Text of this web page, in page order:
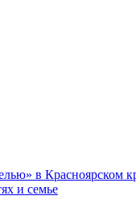
в Красноярском
и семье